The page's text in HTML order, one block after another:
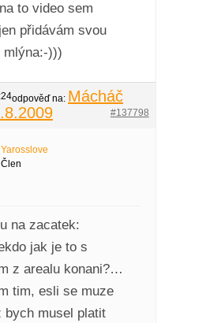
to video sem
přidávám svou
mlýna:-)))
odpověď na: Mácháč
#137798
Yarosslove
Člen
na zacatek:
jak je to s
z arealu konani?…
tim, esli se muze
bych musel platit